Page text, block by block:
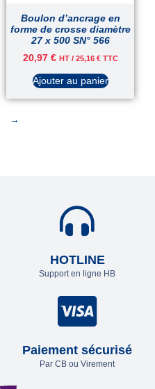
Boulon d’ancrage en
forme de crosse diamètre
27 x 500 SN° 566
20,97 € HT / 25,16 €TTC
Ajouter au panier
→
HOTLINE
Support en ligne HB
Paiement sécurisé
Par CB ou Virement